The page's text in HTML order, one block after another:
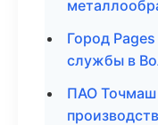
Город
службы в
ПАО Точмаш